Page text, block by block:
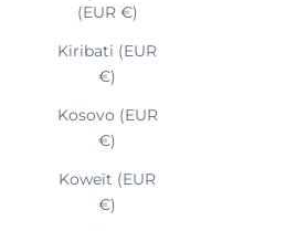
(EUR €)
Kiribati (EUR
€)
Kosovo (EUR
€)
Koweït (EUR
€)